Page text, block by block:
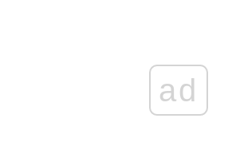
ad